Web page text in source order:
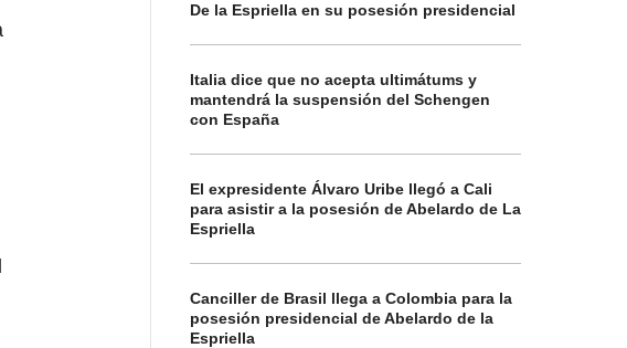
De la Espriella en su posesión presidencial
Italia dice que no acepta ultimátums y
mantendrá la suspensión del Schengen
con España
El expresidente Álvaro Uribe llegó a Cali
para asistir a la posesión de Abelardo de La
Espriella
Canciller de Brasil llega a Colombia para la
posesión presidencial de Abelardo de la
Espriella